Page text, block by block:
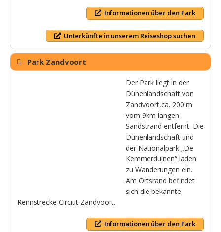
Informationen über den Park
Unterkünfte in unserem Reiseshop suchen
Park Zandvoort
Der Park liegt in der
Dünenlandschaft von
Zandvoort,ca. 200 m
vom 9km langen
Sandstrand entfernt. Die
Dünenlandschaft und
der Nationalpark „De
Kemmerduinen“ laden
zu Wanderungen ein.
Am Ortsrand befindet
sich die bekannte
Rennstrecke Circiut Zandvoort.
Informationen über den Park